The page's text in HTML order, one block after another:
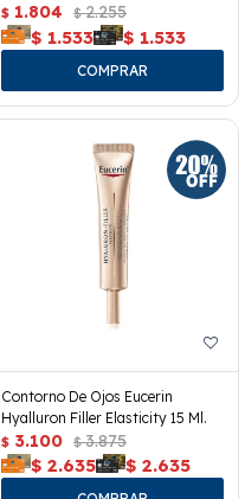
$ 1.804 $ 2.255
$ 1.533 $ 1.533
Contorno De Ojos Eucerin
Hyalluron Filler Elasticity 15 Ml.
$ 3.100 $ 3.875
$ 2.635 $ 2.635